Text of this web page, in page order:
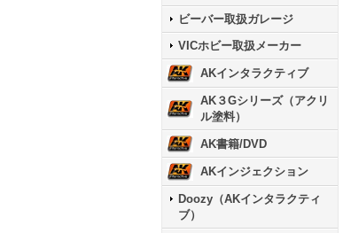
ビーバー取扱ガレージ
VICホビー取扱メーカー
AKインタラクティブ
AK３Gシリーズ（アクリ
ル塗料）
AK書籍/DVD
AKインジェクション
Doozy（AKインタラクティ
ブ）